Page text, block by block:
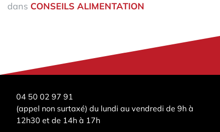
dans CONSEILS ALIMENTATION
04 50 02 97 91
(appel non surtaxé) du lundi au vendredi de 9h à
12h30 et de 14h à 17h